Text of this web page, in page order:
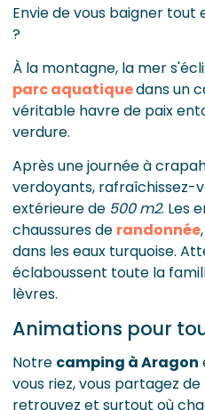
Envie de vous baigner tout
?
À la montagne, la mer
parc aquatiquedans un
véritable havre de paix
verdure.
Après une journée à
verdoyants, rafraîchissez-
extérieure de 500 m2. Les
chaussures de randonnée
dans les eaux turquoise.
éclaboussent toute la
lèvres.
Animations pour
Notre camping à Aragon
vous riez, vous partagez
retrouvez et surtout où